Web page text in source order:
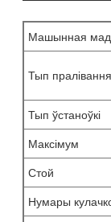
Машынная
Тып пралівання
Тып ўстаноўкі
Максімум
Стой
Нумары